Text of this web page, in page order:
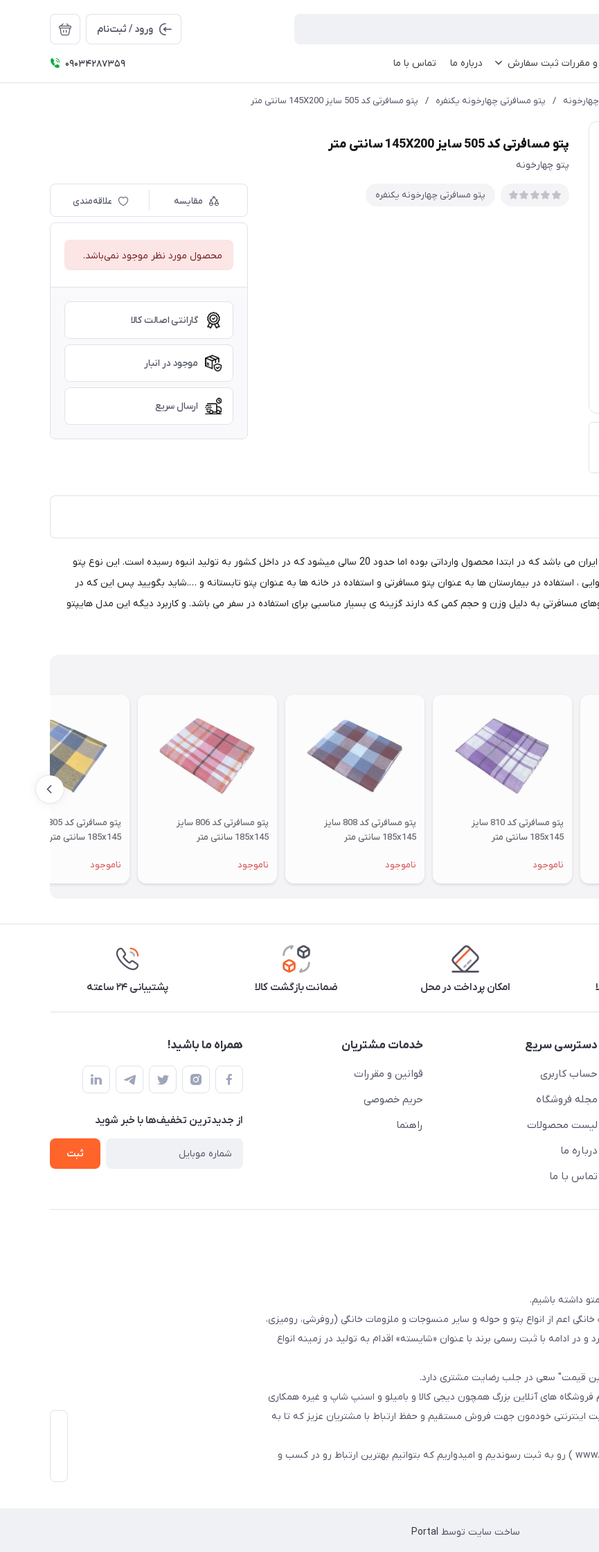
ورود / ثبت‌نام
و مقررات ثبت سفارش درباره ما تماس با ما 09034287359
چهارخونه / پتو مسافرتی چهارخونه یکنفره / پتو مسافرتی کد 505 سایز 145X200 سانتی متر
پتو مسافرتی کد 505 سایز 145X200 سانتی متر
پتو چهارخونه
پتو مسافرتی چهارخونه یکنفره
مقایسه علاقه‌مندی
محصول مورد نظر موجود نمی‌باشد.
گارانتی اصالت کالا
موجود در انبار
ارسال سریع
پتو مسافرتی چهارخونه یکی از با سابقه ترین مدل های پتو مسافرتی در ایران می باشد که در ابتدا محصول وارداتی بوده اما حدود 20 سالی میشود که در داخل کشور به تولید انبوه رسیده است. این نوع پتو
، استفاده در بیمارستان ها به عنوان پتو مسافرتی و استفاده در خانه ها به عنوان پتو تابستانه و ….شاید بگویید پس این که در
مسافرتی به دلیل وزن و حجم کمی که دارند گزینه ی بسیار مناسبی برای استفاده در سفر می باشد. و کاربرد دیگه این مدل هایپتو
پتو مسافرتی کد 810 سایز
185x145 سانتی متر
ناموجود
پتو مسافرتی کد 808 سایز
185x145 سانتی متر
ناموجود
پتو مسافرتی کد 806 سایز
185x145 سانتی متر
ناموجود
185x145 سانتی متر
ناموجود
امکان پرداخت در محل ضمانت بازگشت کالا پشتیبانی ۲۴ ساعته
دسترسی سریع
حساب کاربری
مجله فروشگاه
لیست محصولات
درباره ما
تماس با ما
خدمات مشتریان
قوانین و مقررات
حریم خصوصی
راهنما
همراه ما باشید!
از جدید‌ترین تخفیف‌ها با‌ خبر شوید
ثبت
داشته باشیم.
1393در زمینه فروش منسوجات خانگی اعم از انواع پتو و حوله و سایر منسوجات و ملزومات خانگی (روفرشی، رومیزی،
ادامه با ثبت رسمی برند با عنوان «شایسته» اقدام به تولید در زمینه انواع
قیمت" سعی در جلب رضایت مشتری دارد.
های آنلاین بزرگ همچون دیجی کالا و بامیلو و اسنپ شاپ و غیره همکاری
اینترنتی خودمون جهت فروش مستقیم و حفظ ارتباط با مشتریان عزیز که تا به
در همین راستا سایت خودمون با عنوان فارسی : پتومتو ( www.patomato.ir ) رو به ثبت رسوندیم و امیدواریم که بتوانیم بهترین ارتباط رو در کسب و
ساخت سایت توسط Portal